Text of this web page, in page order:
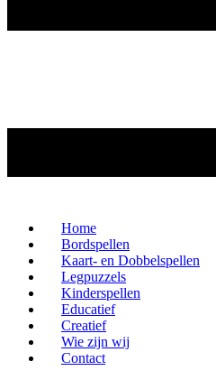
Home
Bordspellen
Kaart- en Dobbelspellen
Legpuzzels
Kinderspellen
Educatief
Creatief
Wie zijn wij
Contact